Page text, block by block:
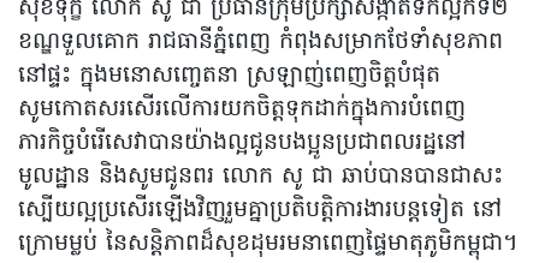
សុខទុក្ខ លោក សូ ជា ប្រធានក្រុមប្រឹក្សាសង្កាត់ទឹកល្អក់ទី២
ខណ្ឌទួលគោក រាជធានីភ្នំពេញ កំពុងសម្រាកថែទាំសុខភាព
នៅផ្ទះ ក្នុងមនោសញ្ចេតនា ស្រឡាញ់ពេញចិត្តបំផុត
សូមកោតសរសើរលើការយកចិត្តទុកដាក់ក្នុងការបំពេញ
ភារកិច្ចបំរើសេវាបានយ៉ាងល្អជូនបងប្អូនប្រជាពលរដ្ឋនៅ
មូលដ្ឋាន និងសូមជូនពរ លោក សូ ជា ឆាប់បានបានជាសះ
ស្បើយល្អប្រសើរឡើងវិញរួមគ្នាប្រតិបត្តិការងារបន្តទៀត នៅ
ក្រោមម្លប់ នៃសន្តិភាពដ៏សុខដុមរមនាពេញផ្ទៃមាតុភូមិកម្ពុជា។